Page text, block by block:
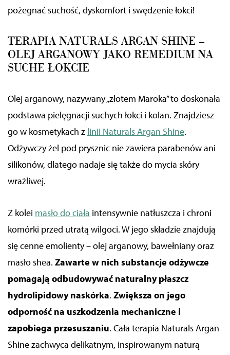
pożegnać suchość, dyskomfort i swędzenie łokci!
TERAPIA NATURALS ARGAN SHINE –
OLEJ ARGANOWY JAKO REMEDIUM NA
SUCHE ŁOKCIE
Olej arganowy, nazywany „złotem Maroka” to doskonała
podstawa pielęgnacji suchych łokci i kolan. Znajdziesz
go w kosmetykach z linii Naturals Argan Shine.
Odżywczy żel pod prysznic nie zawiera parabenów ani
silikonów, dlatego nadaje się także do mycia skóry
wrażliwej.
Z kolei masło do ciała intensywnie natłuszcza i chroni
komórki przed utratą wilgoci. W jegoskładzie znajdują
się cenne emolienty – olej arganowy, bawełniany oraz
masło shea. Zawarte w nich substancje odżywcze
pomagają odbudowywać naturalny płaszcz
hydrolipidowy naskórka. Zwiększa on jego
odporność na uszkodzenia mechaniczne i
zapobiega przesuszaniu. Cała terapia Naturals Argan
Shine zachwyca delikatnym, inspirowanym naturą